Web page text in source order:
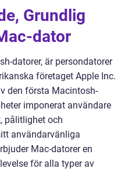
Grundlig
dator
datorer, är persondatorer
företaget Apple Inc.
den första Macintosh-
imponerat användare
pålitlighet och
användarvänliga
Mac-datorer en
för alla typer av